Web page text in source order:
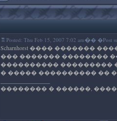
Posted: Thu Feb 15, 2007 7:02 am�� �Post
Scharnhorst ���� �������
��� ������� ��������
���������� ���������
� ����� ���������� ��
�������� � ������,